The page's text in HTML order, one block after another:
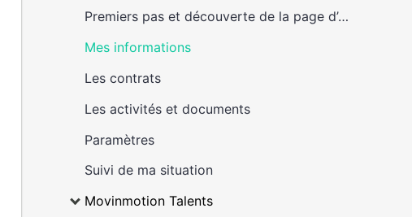
Premiers pas et découverte de la page d’accueil
Mes informations
Les contrats
Les activités et documents
Paramètres
Suivi de ma situation
Movinmotion Talents